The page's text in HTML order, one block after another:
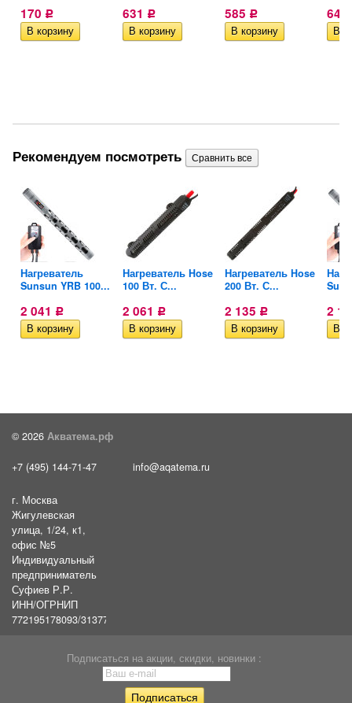
170 Р 631 Р 585 Р 645
Рекомендуем посмотреть
Нагреватель
Sunsun YRB 100...
2 041 Р
Нагреватель Hose
100 Вт. С...
2 061 Р
Нагреватель Hose
200 Вт. С...
2 135 Р 2
© 2026 Акватема.рф
+7 (495) 144-71-47 info@aqatema.ru
г. Москва
Жигулевская
улица, 1/24, к1,
офис №5
Индивидуальный
предприниматель
Суфиев Р.Р.
ИНН/ОГРНИП
772195178093/31377461610054
Подписаться на акции, скидки, новинки :